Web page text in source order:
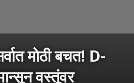
मोठी बचत! D-
वस्तूंवर